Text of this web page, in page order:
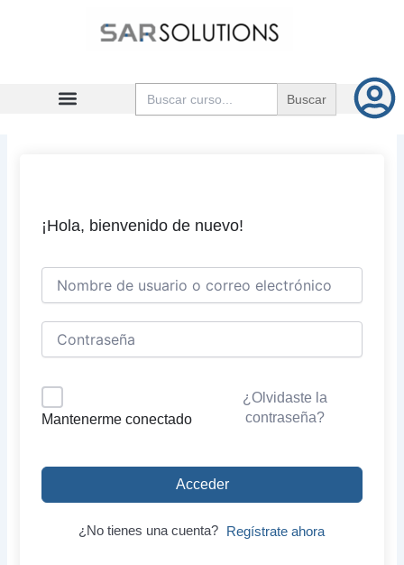
Buscar:
¡Hola, bienvenido de nuevo!
Mantenerme conectado
¿Olvidaste la
contraseña?
Acceder
¿No tienes una cuenta? Regístrate ahora